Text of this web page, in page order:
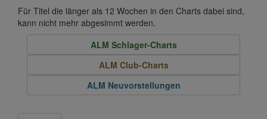
Für Titel die länger als 12 Wochen in den Charts dabei sind,
kann nicht mehr abgesimmt werden.
ALM Schlager-Charts
ALM Club-Charts
ALM Neuvorstellungen